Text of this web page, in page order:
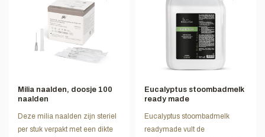
Milia naalden, doosje 100
naalden
Deze milia naalden zijn steriel
per stuk verpakt met een dikte
Eucalyptus stoombadmelk
ready made
Eucalyptus stoombadmelk
readymade vult de